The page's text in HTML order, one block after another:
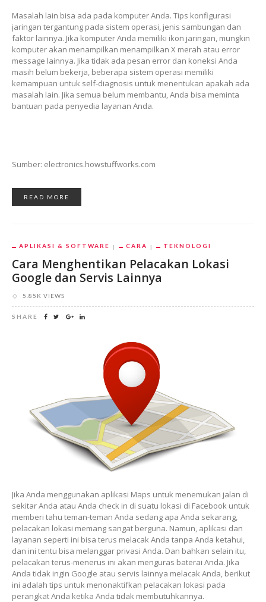
Masalah lain bisa ada pada komputer Anda. Tips konfigurasi
jaringan tergantung pada sistem operasi, jenis sambungan dan
faktor lainnya. Jika komputer Anda memiliki ikon jaringan, mungkin
komputer akan menampilkan menampilkan X merah atau error
message lainnya. Jika tidak ada pesan error dan koneksi Anda
masih belum bekerja, beberapa sistem operasi memiliki
kemampuan untuk self-diagnosis untuk menentukan apakah ada
masalah lain. Jika semua belum membantu, Anda bisa meminta
bantuan pada penyedia layanan Anda.
Sumber: electronics.howstuffworks.com
READ MORE
APLIKASI & SOFTWARE CARA TEKNOLOGI
Cara Menghentikan Pelacakan Lokasi
Google dan Servis Lainnya
5.85K VIEWS
SHARE
Jika Anda menggunakan aplikasi Maps untuk menemukan jalan di
sekitar Anda atau Anda check in di suatu lokasi di Facebook untuk
memberi tahu teman-teman Anda sedang apa Anda sekarang,
pelacakan lokasi memang sangat berguna. Namun, aplikasi dan
layanan seperti ini bisa terus melacak Anda tanpa Anda ketahui,
dan ini tentu bisa melanggar privasi Anda. Dan bahkan selain itu,
pelacakan terus-menerus ini akan menguras baterai Anda. Jika
Anda tidak ingin Google atau servis lainnya melacak Anda, berikut
ini adalah tips untuk menonaktifkan pelacakan lokasi pada
perangkat Anda ketika Anda tidak membutuhkannya.